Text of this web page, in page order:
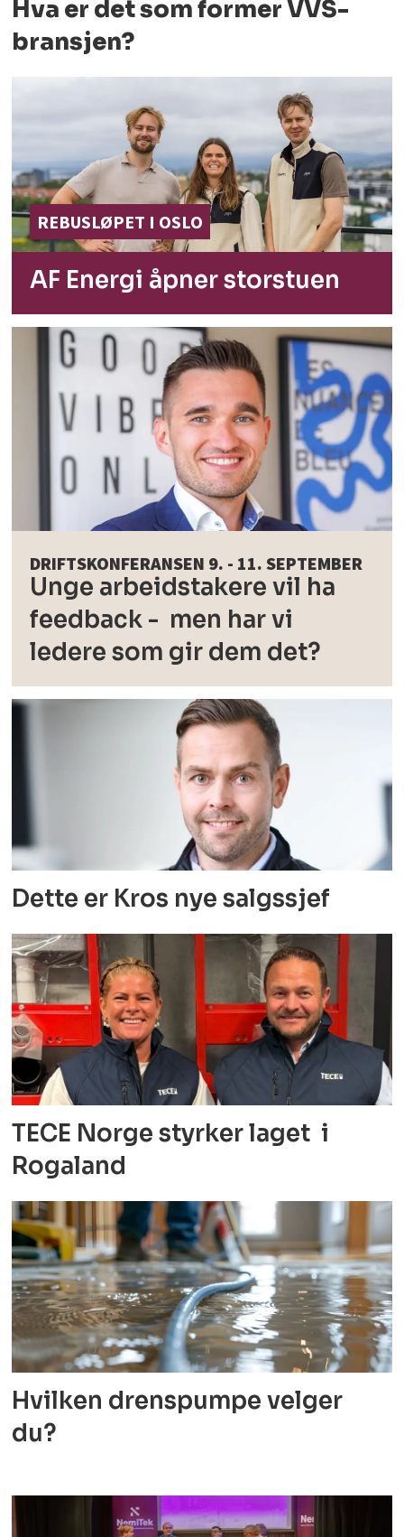
Hva er det som formerVVS-
bransjen?
REBUSLØPET I OSLO
AF Energi åpnerstorstuen
DRIFTSKONFERANSEN 9. - 11. SEPTEMBER
Unge arbeidstakere vil ha
feedback - men har vi
ledere som gir dem det?
Dette er Kros nye salgssjef
TECE Norge styrker laget i
Rogaland
Hvilken drenspumpe velger
du?